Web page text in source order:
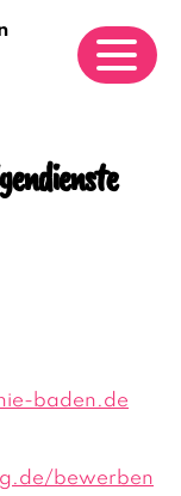
baden.de
bewerben